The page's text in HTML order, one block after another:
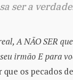
ser a
A NÃO SER
irmão E para
os pecados